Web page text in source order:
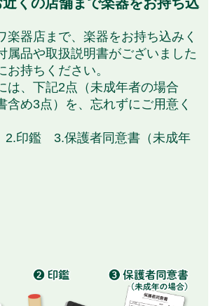
楽器店まで、楽器をお持ち込みく
属品や取扱説明書がございました
お持ちください。
は、下記2点（未成年者の場合
含め3点）を、忘れずにご用意く
2.印鑑 3.保護者同意書（未成年